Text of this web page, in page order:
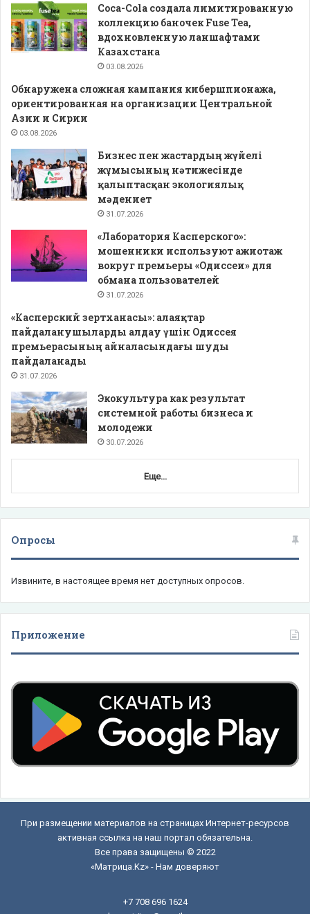
Coca-Cola создала лимитированную
коллекцию баночек Fuse Tea,
вдохновленную ланшафтами
Казахстана
03.08.2026
Обнаружена сложная кампания кибершпионажа,
ориентированная на организации Центральной
Азии и Сирии
03.08.2026
Бизнес пен жастардың жүйелі
жұмысының нәтижесінде
қалыптасқан экологиялық
мәдениет
31.07.2026
«Лаборатория Касперского»:
мошенники используют ажиотаж
вокруг премьеры «Одиссеи» для
обмана пользователей
31.07.2026
«Касперский зертханасы»: алаяқтар
пайдаланушыларды алдау үшін Одиссея
премьерасының айналасындағы шуды
пайдаланады
31.07.2026
Экокультура как результат
системной работы бизнеса и
молодежи
30.07.2026
Еще...
Опросы
Извините, в настоящее время нет доступных опросов.
Приложение
При размещении материалов на страницах Интернет-ресурсов
активная ссылка на наш портал обязательна.
Все права защищены © 2022
«Матрица.Kz» - Нам доверяют
+7 708 696 1624